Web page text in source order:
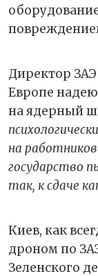
Директор
Европе
на ядерный
на
государство
так, к сдаче
Киев, как
дроном по
Зеленского